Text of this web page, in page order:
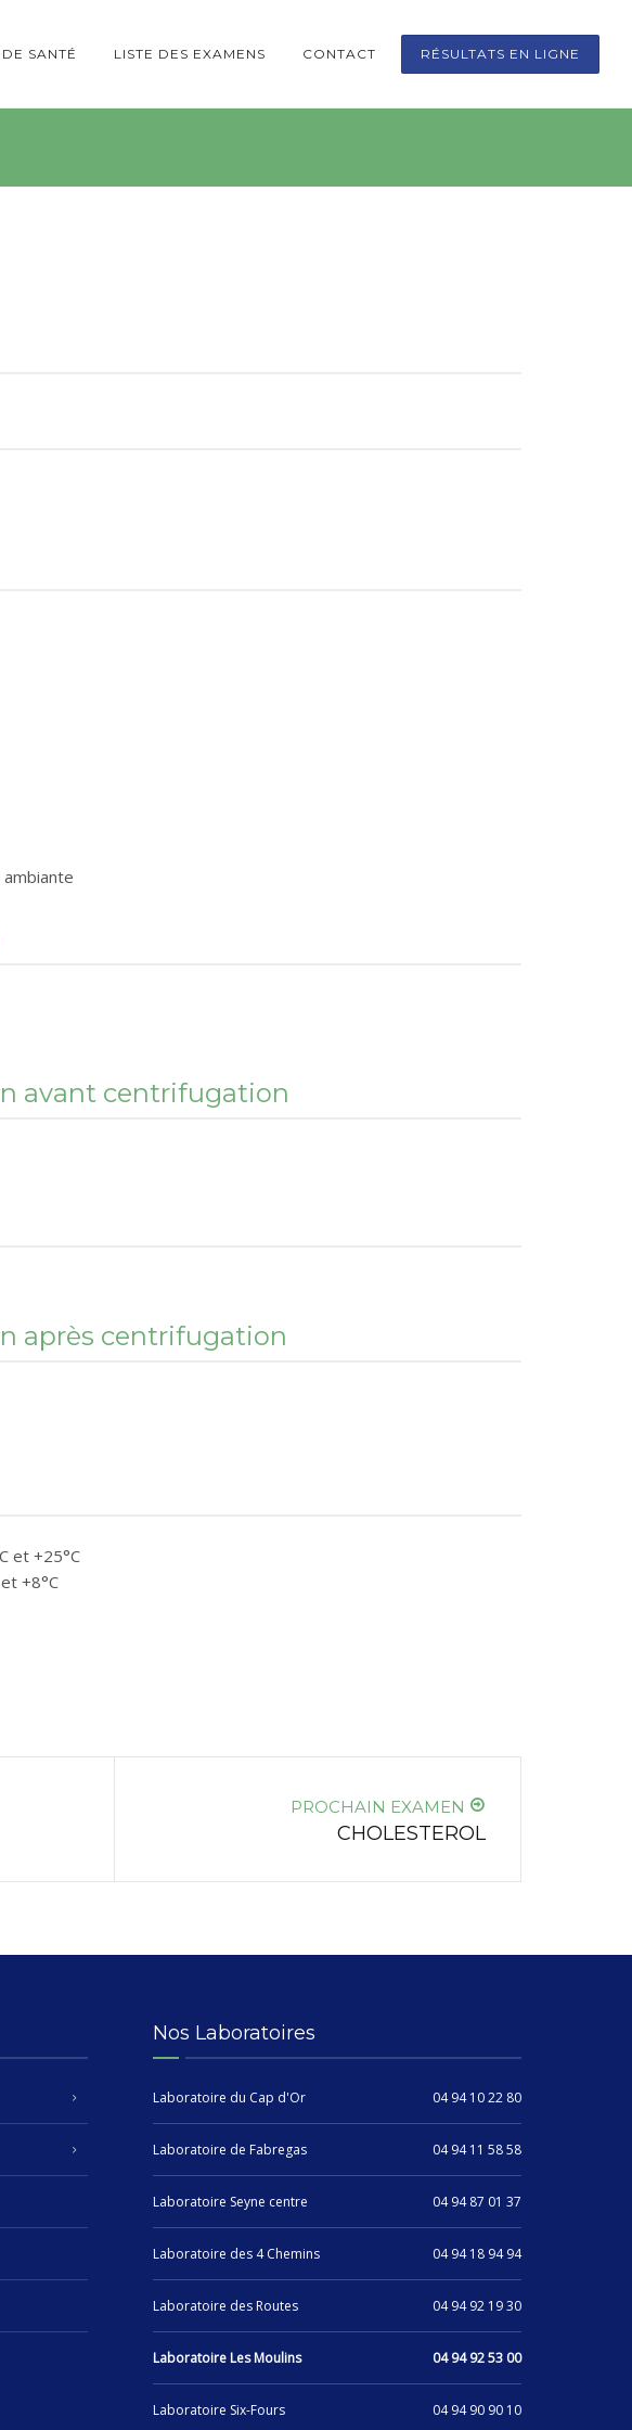
SANTÉ LISTE DES EXAMENS CONTACT RÉSULTATS EN LIGNE
avant centrifugation
après centrifugation
et +25°C
+8°C
PROCHAIN EXAMEN
CHOLESTEROL
Nos Laboratoires
Laboratoire du Cap d'Or 04 94 10 22 80
Laboratoire de Fabregas 04 94 11 58 58
Laboratoire Seyne centre 04 94 87 01 37
Laboratoire des 4 Chemins 04 94 18 94 94
Laboratoire des Routes 04 94 92 19 30
Laboratoire Les Moulins 04 94 92 53 00
Laboratoire Six-Fours 04 94 90 90 10